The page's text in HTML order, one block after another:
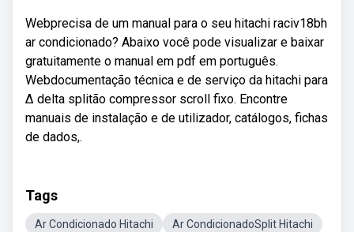
Webprecisa de um manual para o seu hitachi raciv18bh
ar condicionado? Abaixo você pode visualizar e baixar
gratuitamente o manual em pdf em português.
Webdocumentação técnica e de serviço da hitachi para
∆ delta splitão compressor scroll fixo. Encontre
manuais de instalação e de utilizador, catálogos, fichas
de dados,.
Tags
Ar Condicionado Hitachi Ar CondicionadoSplit Hitachi